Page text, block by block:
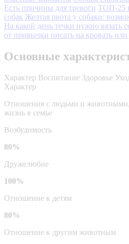
Есть причины для тревоги ТОП-25
собак Желтая рвота у собаки:
На какой день течки нужно вязать
от привычки писать на кровать
Основные
Характер Воспитание Здоровье
Характер
Отношения с людьми и животными,
жизнь в семье
Возбудимость
80%
Дружелюбие
100%
Отношение к детям
80%
Отношение к другим животным